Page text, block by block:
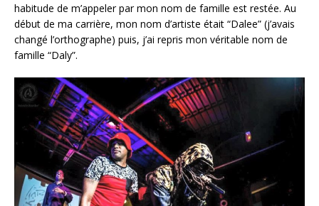
habitude de m’appeler par mon nom de famille est restée. Au
début de ma carrière, mon nom d’artiste était “Dalee” (j’avais
changé l’orthographe) puis, j’ai repris mon véritable nom de
famille “Daly”.